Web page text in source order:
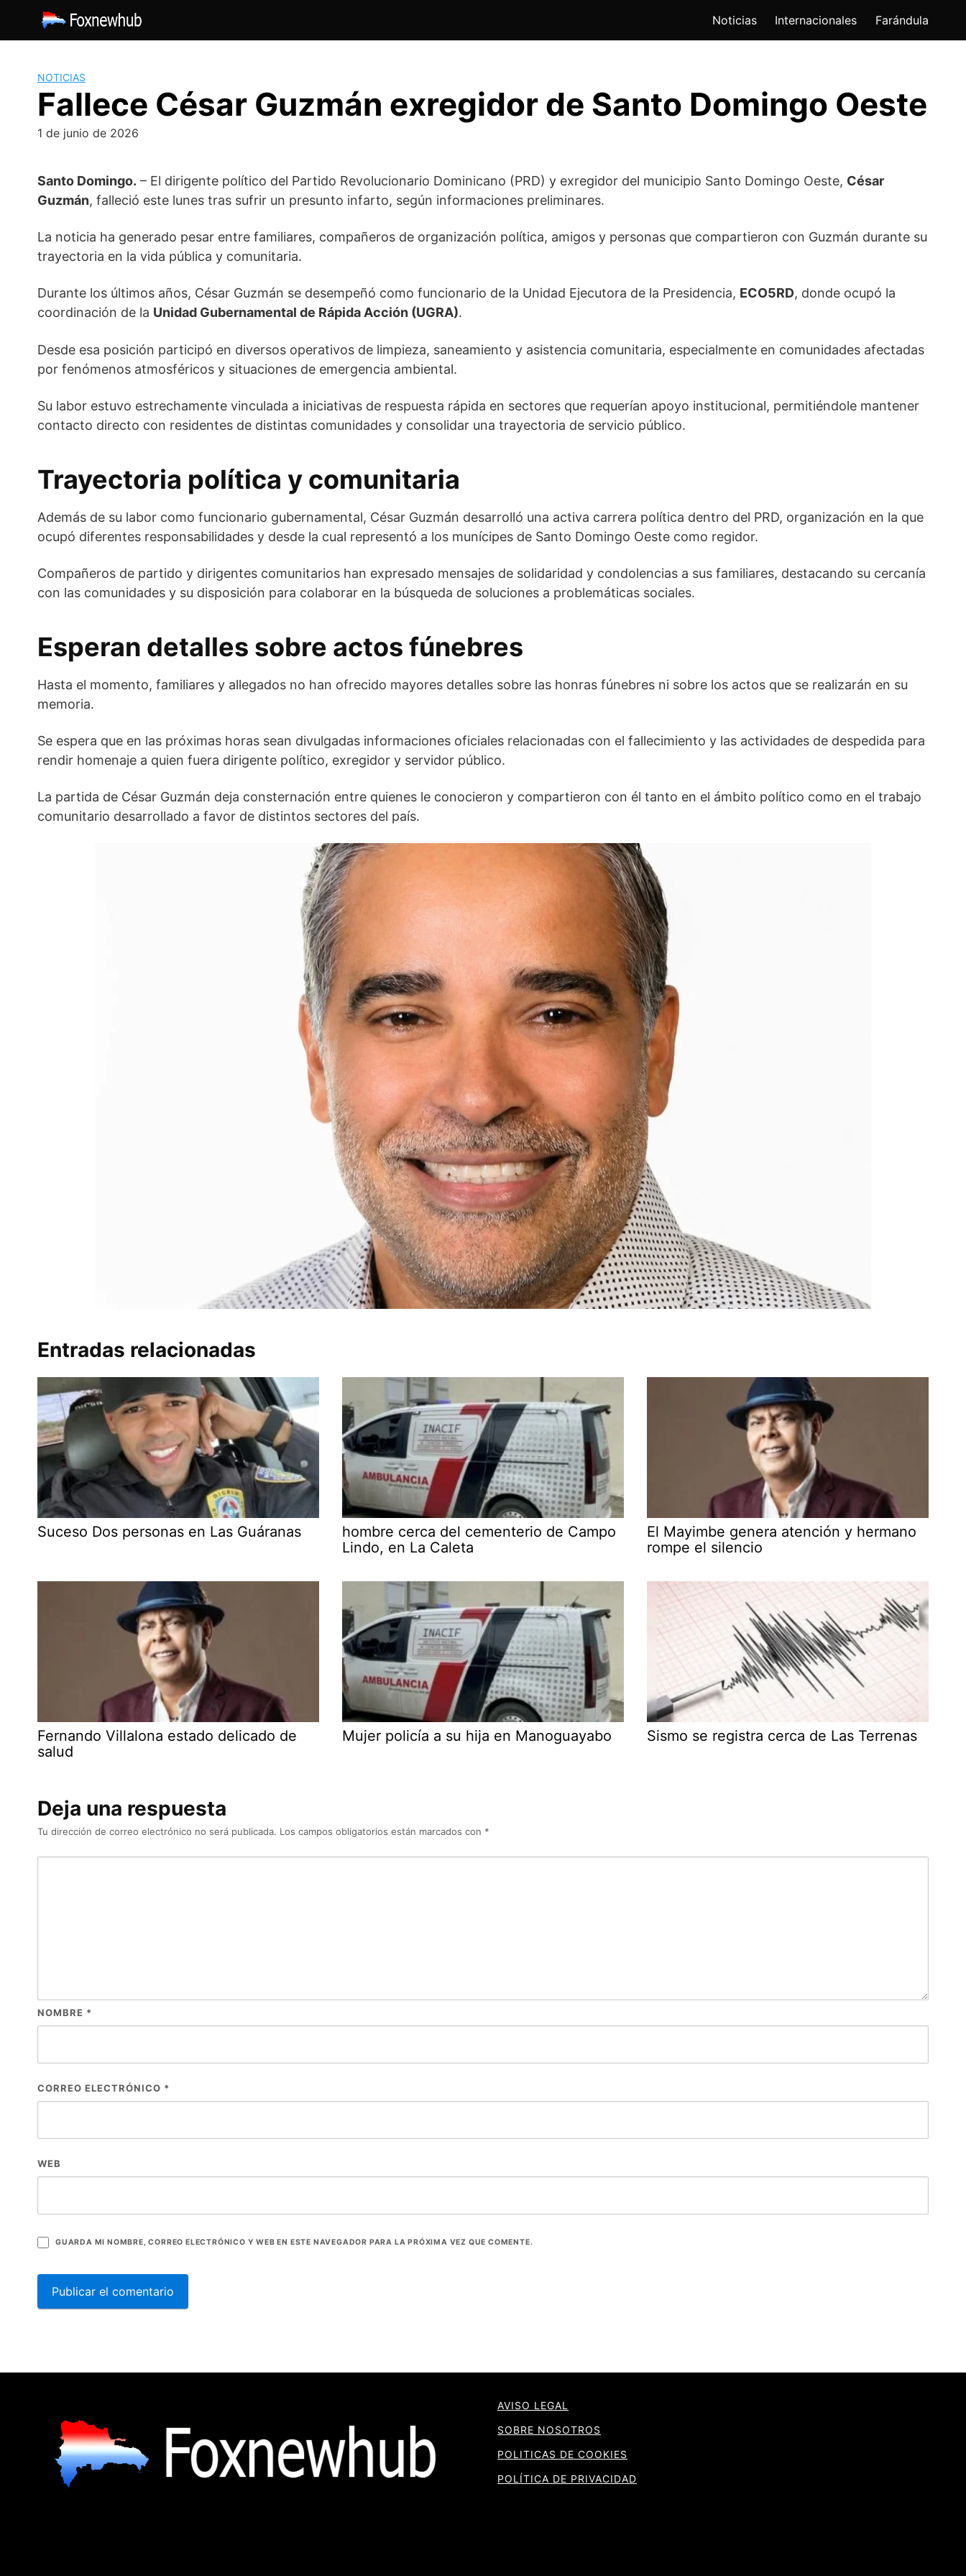
contenido
Noticias Internacionales Farándula
NOTICIAS
Fallece César Guzmán exregidor de Santo Domingo Oeste
1 de junio de 2026
Santo Domingo. – El dirigente político del Partido Revolucionario Dominicano (PRD) y exregidor del municipio Santo Domingo Oeste, César
Guzmán, falleció este lunes tras sufrir un presunto infarto, según informaciones preliminares.
La noticia ha generado pesar entre familiares, compañeros de organización política, amigos y personas que compartieron con Guzmán durante su
trayectoria en la vida pública y comunitaria.
Durante los últimos años, César Guzmán se desempeñó como funcionario de la Unidad Ejecutora de la Presidencia, ECO5RD, donde ocupó la
coordinación de la Unidad Gubernamental de Rápida Acción (UGRA).
Desde esa posición participó en diversos operativos de limpieza, saneamiento y asistencia comunitaria, especialmente en comunidades afectadas
por fenómenos atmosféricos y situaciones de emergencia ambiental.
Su labor estuvo estrechamente vinculada a iniciativas de respuesta rápida en sectores que requerían apoyo institucional, permitiéndole mantener
contacto directo con residentes de distintas comunidades y consolidar una trayectoria de servicio público.
Trayectoria política y comunitaria
Además de su labor como funcionario gubernamental, César Guzmán desarrolló una activa carrera política dentro del PRD, organización en la que
ocupó diferentes responsabilidades y desde la cual representó a los munícipes de Santo Domingo Oeste como regidor.
Compañeros de partido y dirigentes comunitarios han expresado mensajes de solidaridad y condolencias a sus familiares, destacando su cercanía
con las comunidades y su disposición para colaborar en la búsqueda de soluciones a problemáticas sociales.
Esperan detalles sobre actos fúnebres
Hasta el momento, familiares y allegados no han ofrecido mayores detalles sobre las honras fúnebres ni sobre los actos que se realizarán en su
memoria.
Se espera que en las próximas horas sean divulgadas informaciones oficiales relacionadas con el fallecimiento y las actividades de despedida para
rendir homenaje a quien fuera dirigente político, exregidor y servidor público.
La partida de César Guzmán deja consternación entre quienes le conocieron y compartieron con él tanto en el ámbito político como en el trabajo
comunitario desarrollado a favor de distintos sectores del país.
Entradas relacionadas
Suceso Dos personas en Las Guáranas
hombre cerca del cementerio de Campo
Lindo, en La Caleta
El Mayimbe genera atención y hermano
rompe el silencio
Fernando Villalona estado delicado de
salud
Mujer policía a su hija en Manoguayabo Sismo se registra cerca de Las Terrenas
Deja una respuesta
Tu dirección de correo electrónico no será publicada. Los campos obligatorios están marcados con *
NOMBRE *
CORREO ELECTRÓNICO *
WEB
GUARDA MI NOMBRE, CORREO ELECTRÓNICO Y WEB EN ESTE NAVEGADOR PARA LA PRÓXIMA VEZ QUE COMENTE.
AVISO LEGAL
SOBRE NOSOTROS
POLITICAS DE COOKIES
POLÍTICA DE PRIVACIDAD